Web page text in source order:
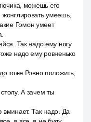
можешь его
умеешь,
Гомон умеет
Так надо ему ногу
надо ему ровненько
тоже Ровно положить,
А зачем ты
Так надо. Да